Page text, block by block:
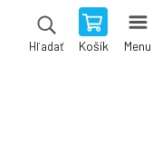
Hľadať Košík Menu